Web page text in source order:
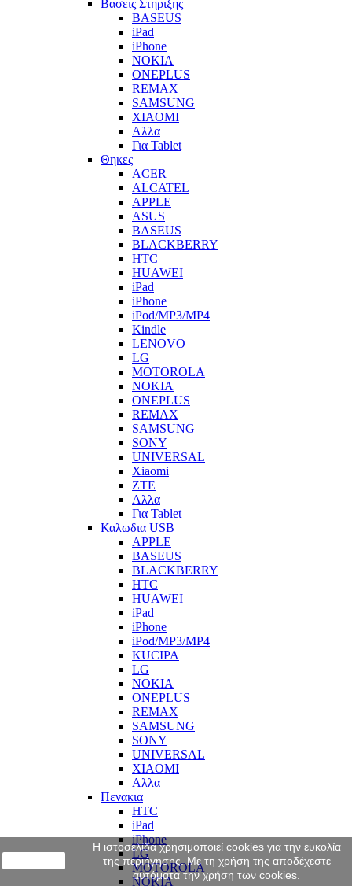
Βασεις Στηριξης
BASEUS
iPad
iPhone
NOKIA
ONEPLUS
REMAX
SAMSUNG
XIAOMI
Αλλα
Για Tablet
Θηκες
ACER
ALCATEL
APPLE
ASUS
BASEUS
BLACKBERRY
HTC
HUAWEI
iPad
iPhone
iPod/MP3/MP4
Kindle
LENOVO
LG
MOTOROLA
NOKIA
ONEPLUS
REMAX
SAMSUNG
SONY
UNIVERSAL
Xiaomi
ZTE
Αλλα
Για Tablet
Καλωδια USB
APPLE
BASEUS
BLACKBERRY
HTC
HUAWEI
iPad
iPhone
iPod/MP3/MP4
KUCIPA
LG
NOKIA
ONEPLUS
REMAX
SAMSUNG
SONY
UNIVERSAL
XIAOMI
Αλλα
Πενακια
HTC
iPad
iPhone
LG
MOTOROLA
NOKIA
Η ιστοσελίδα χρησιμοποιεί cookies για την ευκολία
της περιήγησης. Με τη χρήση της αποδέχεστε
αυτόματα την χρήση των cookies.